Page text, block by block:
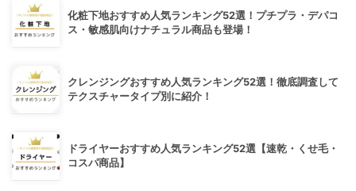
化粧下地おすすめ人気ランキング52選！プチプラ・デパコ
ス・敏感肌向けナチュラル商品も登場！
クレンジングおすすめ人気ランキング52選！徹底調査して
テクスチャータイプ別に紹介！
ドライヤーおすすめ人気ランキング52選【速乾・くせ毛・
コスパ商品】